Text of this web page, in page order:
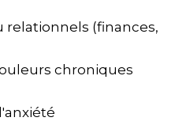
relationnels (finances,
chroniques